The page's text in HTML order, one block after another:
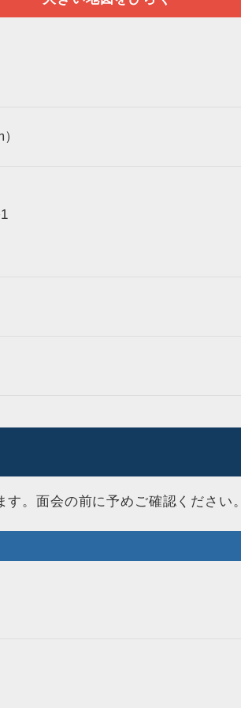
。面会の前に予めご確認ください。